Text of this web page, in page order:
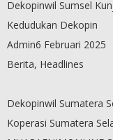
Dekopinwil Sumsel
Kedudukan Dekopin
Admin6 Februari 2025
Berita, Headlines
Dekopinwil Sumatera
Koperasi Sumatera